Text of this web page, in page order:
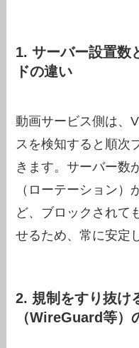
1. サーバー設置数
ドの違い
動画サービス側は、
スを検知すると順次
きます。サーバー数
（ローテーション
ど、ブロックされて
せるため、常に安定
2. 規制をすり抜け
（WireGuard等）